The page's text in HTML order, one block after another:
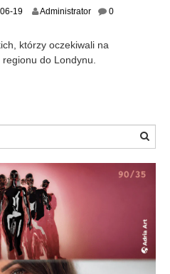
192
6
-
9
Administrator
0
którzy oczekiwali na
do Londynu.